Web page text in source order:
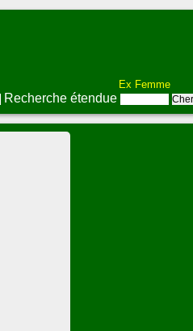
Ex Femme
Recherche étendue